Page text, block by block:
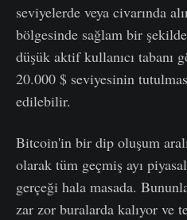
seviyelerde veya civarında
bölgesinde sağlam bir
düşük aktif kullanıcı tabanı
20.000 $ seviyesinin
edilebilir.
Bitcoin'in bir dip oluşum
olarak tüm geçmiş ayı
gerçeği hala masada.
zar zor buralarda kalıyor ve